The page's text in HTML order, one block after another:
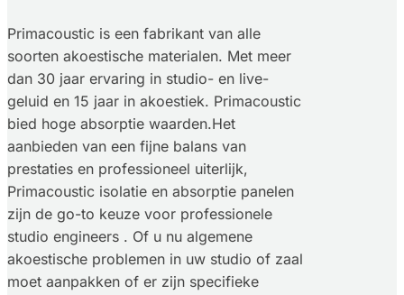
Primacoustic is een fabrikant van alle
soorten akoestische materialen. Met meer
dan 30 jaar ervaring in studio- en live-
geluid en 15 jaar in akoestiek. Primacoustic
bied hoge absorptie waarden.Het
aanbieden van een fijne balans van
prestaties en professioneel uiterlijk,
Primacoustic isolatie en absorptie panelen
zijn de go-to keuze voor professionele
studio engineers . Of u nu algemene
akoestische problemen in uw studio of zaal
moet aanpakken of er zijn specifieke